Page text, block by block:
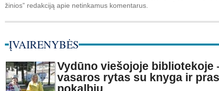
žinios” redakciją apie netinkamus komentarus.
ĮVAIRENYBĖS
Vydūno viešojoje bibliotekoje
vasaros rytas su knyga ir